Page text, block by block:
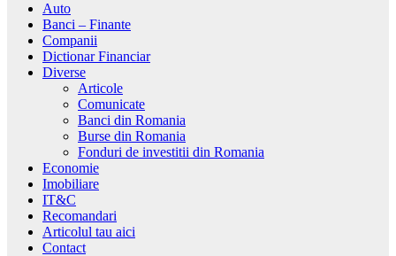
Auto
Banci – Finante
Companii
Dictionar Financiar
Diverse
Articole
Comunicate
Banci din Romania
Burse din Romania
Fonduri de investitii din Romania
Economie
Imobiliare
IT&C
Recomandari
Articolul tau aici
Contact